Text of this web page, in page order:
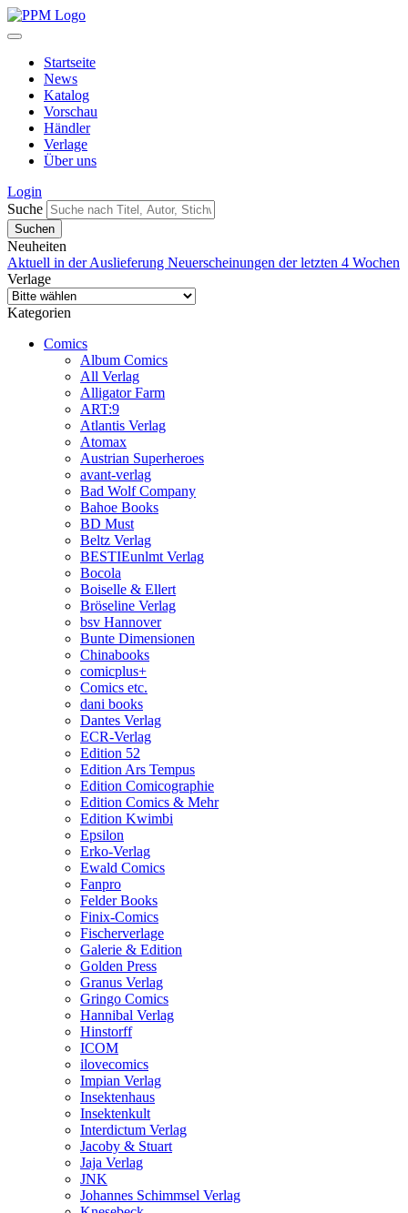
Startseite
News
Katalog
Vorschau
Händler
Verlage
Über uns
Login
Suche
Neuheiten
Aktuell in der Auslieferung Neuerscheinungen der letzten 4 Wochen
Verlage
Kategorien
Comics
Album Comics
All Verlag
Alligator Farm
ART:9
Atlantis Verlag
Atomax
Austrian Superheroes
avant-verlag
Bad Wolf Company
Bahoe Books
BD Must
Beltz Verlag
BESTIEunlmt Verlag
Bocola
Boiselle & Ellert
Bröseline Verlag
bsv Hannover
Bunte Dimensionen
Chinabooks
comicplus+
Comics etc.
dani books
Dantes Verlag
ECR-Verlag
Edition 52
Edition Ars Tempus
Edition Comicographie
Edition Comics & Mehr
Edition Kwimbi
Epsilon
Erko-Verlag
Ewald Comics
Fanpro
Felder Books
Finix-Comics
Fischerverlage
Galerie & Edition
Golden Press
Granus Verlag
Gringo Comics
Hannibal Verlag
Hinstorff
ICOM
ilovecomics
Impian Verlag
Insektenhaus
Insektenkult
Interdictum Verlag
Jacoby & Stuart
Jaja Verlag
JNK
Johannes Schimmsel Verlag